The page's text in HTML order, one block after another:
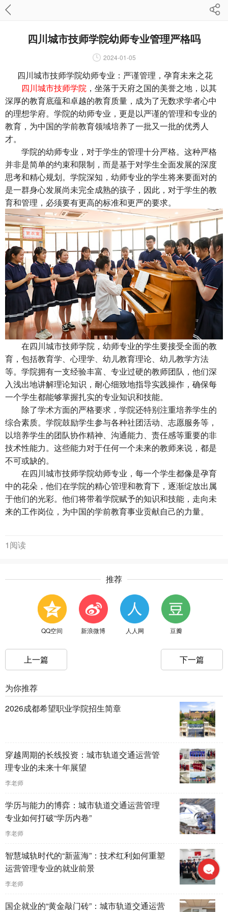
四川城市技师学院幼师专业管理严格吗
2024-01-05
四川城市技师学院幼师专业：严谨管理，孕育未来之花
四川城市技师学院 ，坐落于天府之国的美誉之地，以其
深厚的教育底蕴和卓越的教育质量，成为了无数求学者心中
的理想学府。学院的幼师专业，更是以严谨的管理和专业的
教育，为中国的学前教育领域培养了一批又一批的优秀人
才。
学院的幼师专业，对于学生的管理十分严格。这种严格
并非是简单的约束和限制，而是基于对学生全面发展的深度
思考和精心规划。学院深知，幼师专业的学生将来要面对的
是一群身心发展尚未完全成熟的孩子，因此，对于学生的教
育和管理，必须要有更高的标准和更严的要求。
在四川城市技师学院，幼师专业的学生要接受全面的教
育，包括教育学、心理学、幼儿教育理论、幼儿教学方法
等。学院拥有一支经验丰富、专业过硬的教师团队，他们深
入浅出地讲解理论知识，耐心细致地指导实践操作，确保每
一个学生都能够掌握扎实的专业知识和技能。
除了学术方面的严格要求，学院还特别注重培养学生的
综合素质。学院鼓励学生参与各种社团活动、志愿服务等，
以培养学生的团队协作精神、沟通能力、责任感等重要的非
技术性能力。这些能力对于任何一个未来的教师来说，都是
不可或缺的。
在四川城市技师学院幼师专业，每一个学生都像是孕育
中的花朵，他们在学院的精心管理和教育下，逐渐绽放出属
于他们的光彩。他们将带着学院赋予的知识和技能，走向未
来的工作岗位，为中国的学前教育事业贡献自己的力量。
1阅读
推荐
QQ空间 新浪微博 人人网 豆瓣
上一篇 下一篇
为你推荐
2026成都希望职业学院招生简章
穿越周期的长线投资：城市轨道交通运营管
理专业的未来十年展望
李老师
学历与能力的博弈：城市轨道交通运营管理
专业如何打破“学历内卷”
李老师
智慧城轨时代的“新蓝海”：技术红利如何重塑
运营管理专业的就业前景
李老师
国企就业的“黄金敲门砖”：城市轨道交通运营